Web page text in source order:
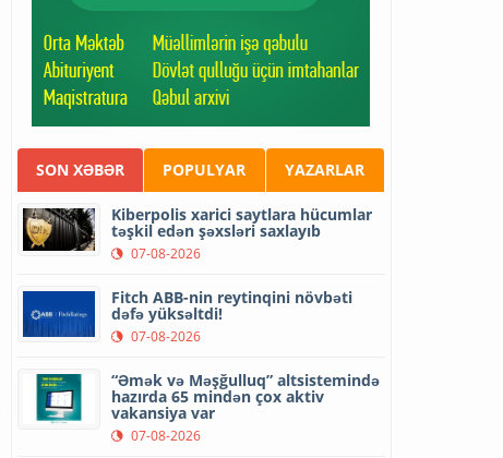
SON XƏBƏR POPULYAR YAZARLAR
Kiberpolis xarici saytlara hücumlar
təşkil edən şəxsləri saxlayıb
07-08-2026
Fitch ABB-nin reytinqini növbəti
dəfə yüksəltdi!
07-08-2026
“Əmək və Məşğulluq” altsistemində
hazırda 65 mindən çox aktiv
vakansiya var
07-08-2026